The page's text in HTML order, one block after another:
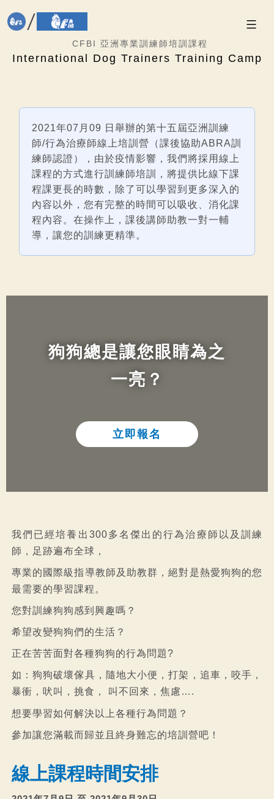
CFBI 亞洲專業訓練師培訓課程
International Dog Trainers Training Camp
2021年07月09 日舉辦的第十五屆亞洲訓練
師/行為治療師線上培訓營（課後協助ABRA訓
練師認證），由於疫情影響，我們將採用線上
課程的方式進行訓練師培訓，將提供比線下課
程課更長的時數，除了可以學習到更多深入的
內容以外，您有完整的時間可以吸收、消化課
程內容。在操作上，課後講師助教一對一輔
導，讓您的訓練更精準。
立即報名
狗狗總是讓您眼睛為之
一亮？
我們已經培養出300多名傑出的行為治療師以及訓練
師，足跡遍布全球，
專業的國際級指導教師及助教群，絕對是熱愛狗狗的您
最需要的學習課程。
您對訓練狗狗感到興趣嗎？
希望改變狗狗們的生活？
正在苦苦面對各種狗狗的行為問題?
如：狗狗破壞傢具，隨地大小便，打架，追車，咬手，
暴衝，吠叫，挑食， 叫不回來，焦慮….
想要學習如何解決以上各種行為問題？
參加讓您滿載而歸並且終身難忘的培訓營吧！ ​
線上課程時間安排